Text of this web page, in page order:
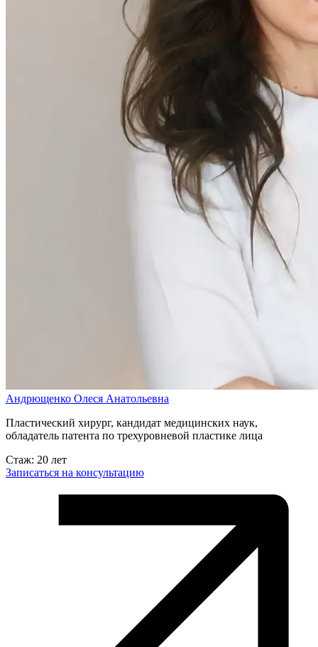
Андрющенко Олеся Анатольевна
Пластический хирург, кандидат медицинских наук,
обладатель патента по трехуровневой пластике лица
Стаж: 20 лет
Записаться на консультацию